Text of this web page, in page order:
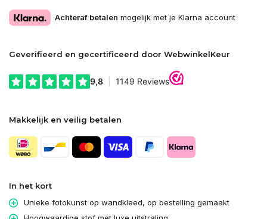
Achteraf betalen mogelijk met je Klarna account
Geverifieerd en gecertificeerd door WebwinkelKeur
Makkelijk en veilig betalen
In het kort
Unieke fotokunst op wandkleed, op bestelling gemaakt